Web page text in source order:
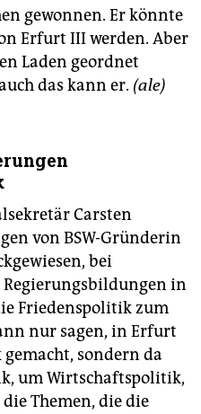
gewonnen. Er könnte
Erfurt III werden. Aber
Laden geordnet
das kann er. (ale)
Carsten
von BSW-Gründerin
bei
in
Friedenspolitik zum
nur sagen, in Erfurt
sondern da
um Wirtschaftspolitik,
Themen, die die